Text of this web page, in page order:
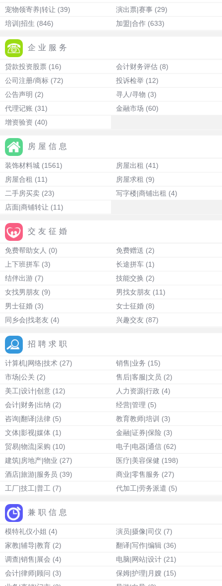
宠物领寄养|转让 (39) 演出票|赛事 (29)
培训|招生 (846) 加盟|合作 (633)
企业服务
贷款投资股票 (16) 会计财务评估 (8)
公司注册/商标 (72) 投诉检举 (12)
公告声明 (2) 寻人/寻物 (3)
代理记账 (31) 金融市场 (60)
增资验资 (40)
房屋信息
装饰材料城 (1561) 房屋出租 (41)
房屋合租 (11) 房屋求租 (9)
二手房买卖 (23) 写字楼|商铺出租 (4)
店面|商铺转让 (11)
交友征婚
免费帮助女人 (0) 免费赠送 (2)
上下班拼车 (3) 长途拼车 (1)
结伴出游 (7) 技能交换 (2)
女找男朋友 (9) 男找女朋友 (11)
男士征婚 (3) 女士征婚 (8)
同乡会|找老友 (4) 兴趣交友 (87)
招聘求职
计算机|网络|技术 (27) 销售|业务 (15)
市场|公关 (2) 售后|客服|文员 (2)
美工|设计|创意 (12) 人力资源|行政 (4)
会计|财务|出纳 (2) 经营|管理 (5)
咨询|翻译|法律 (5) 教育教师|培训 (3)
文体|影视|媒体 (1) 金融|证券|保险 (3)
贸易|物流|采购 (10) 电子|电器|通信 (62)
建筑|房地产|物业 (27) 医疗|美容保健 (198)
酒店|旅游|服务员 (39) 商业|零售服务 (27)
工厂|技工|普工 (7) 代加工|劳务派遣 (5)
兼职信息
模特礼仪小姐 (4) 演员|摄像|司仪 (7)
家教|辅导|教育 (2) 翻译|写作|编辑 (36)
调查|销售|展会 (4) 电脑|网站|设计 (21)
会计|律师|顾问 (3) 保姆|护理|月嫂 (15)